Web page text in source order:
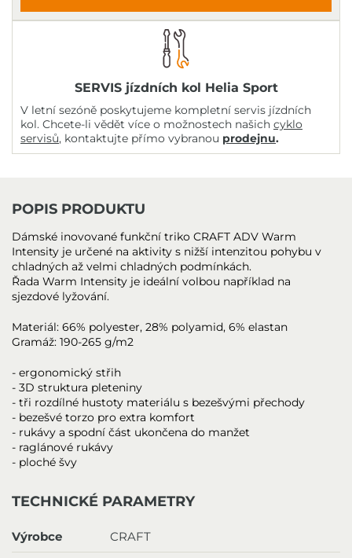
SERVIS jízdních kol Helia Sport
V letní sezóně poskytujeme kompletní servis jízdních
kol. Chcete-li vědět více o možnostech našich cyklo
servisů, kontaktujte přímo vybranou prodejnu.
POPIS PRODUKTU
Dámské inovované funkční triko CRAFT ADV Warm
Intensity je určené na aktivity s nižší intenzitou pohybu v
chladných až velmi chladných podmínkách.
Řada Warm Intensity je ideální volbou například na
sjezdové lyžování.
Materiál: 66% polyester, 28% polyamid, 6% elastan
Gramáž: 190-265 g/m2
- ergonomický střih
- 3D struktura pleteniny
- tři rozdílné hustoty materiálu s bezešvými přechody
- bezešvé torzo pro extra komfort
- rukávy a spodní část ukončena do manžet
- raglánové rukávy
- ploché švy
TECHNICKÉ PARAMETRY
Výrobce CRAFT